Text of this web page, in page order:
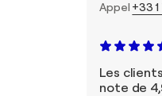
Appel +33
Les
note de